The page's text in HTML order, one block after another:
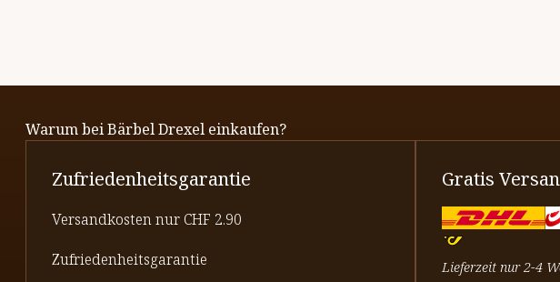
Warum bei Bärbel Drexel einkaufen?
Zufriedenheitsgarantie
Versandkosten nur CHF 2.90
Zufriedenheitsgarantie
Gratis
Lieferzeit nur 2-4